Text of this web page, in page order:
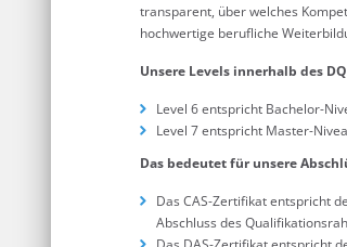
transparent, über welches
hochwertige berufliche
Unsere Levels innerhalb des
Level 6 entspricht Bachelor-
Level 7 entspricht Master-
Das bedeutet für unsere
Das CAS-Zertifikat entspricht
Abschluss des